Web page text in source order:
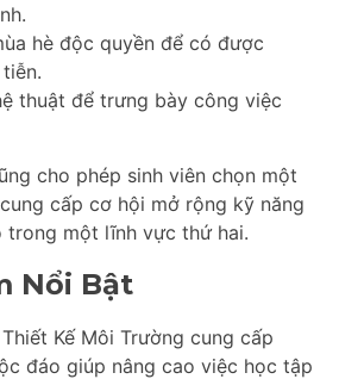
hè độc quyền để có được
thuật để trưng bày công việc
cho phép sinh viên chọn một
cấp cơ hội mở rộng kỹ năng
trong một lĩnh vực thứ hai.
Nổi Bật
Kế Môi Trường cung cấp
đáo giúp nâng cao việc học tập